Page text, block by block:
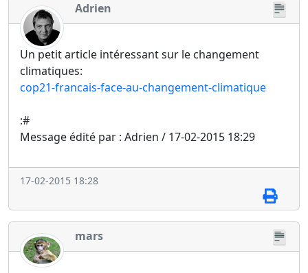
Adrien
Un petit article intéressant sur le changement
climatiques:
cop21-francais-face-au-changement-climatique
:#
Message édité par : Adrien / 17-02-2015 18:29
17-02-2015 18:28
mars